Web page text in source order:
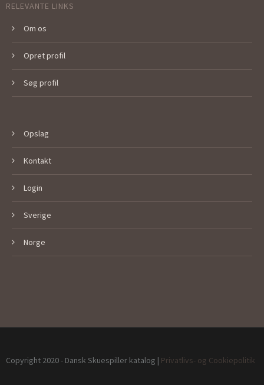
RELEVANTE LINKS
Om os
Opret profil
Søg profil
Opslag
Kontakt
Login
Sverige
Norge
Copyright 2020 - Dansk Skuespiller katalog | Privatlivs- og Cookiepolitik